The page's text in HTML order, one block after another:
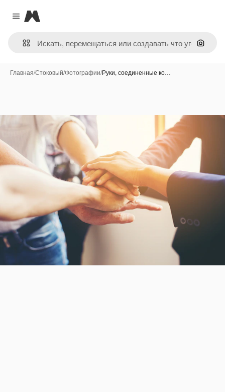
Close menu
Magnific
Поиск
Главная/Стоковый/Фотографии/Руки, соединенные ко…